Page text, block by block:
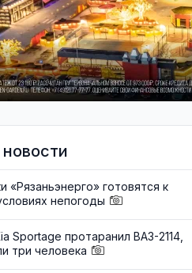
«Рязаньэнерго» готовятся к
непогоды
Sportage протаранил ВАЗ-2114,
три человека